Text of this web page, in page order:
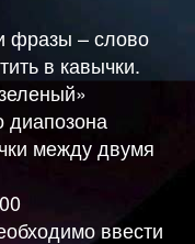
фразы – слово
в кавычки.
диапозона
между двумя
ввести